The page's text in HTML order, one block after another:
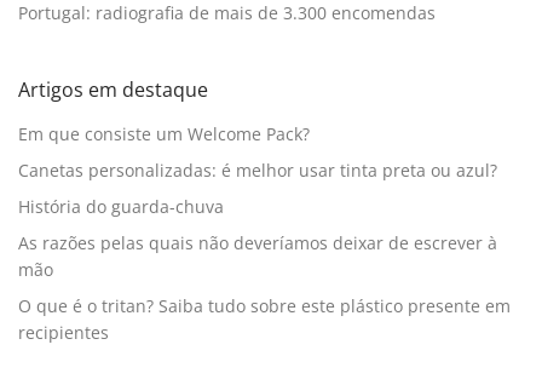
Portugal: radiografia de mais de 3.300 encomendas
Artigos em destaque
Em que consiste um Welcome Pack?
Canetas personalizadas: é melhor usar tinta preta ou azul?
História do guarda-chuva
As razões pelas quais não deveríamos deixar de escrever à
mão
O que é o tritan? Saiba tudo sobre este plástico presente em
recipientes